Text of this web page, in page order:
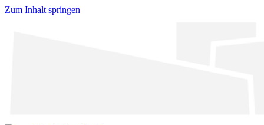
Zum Inhalt springen